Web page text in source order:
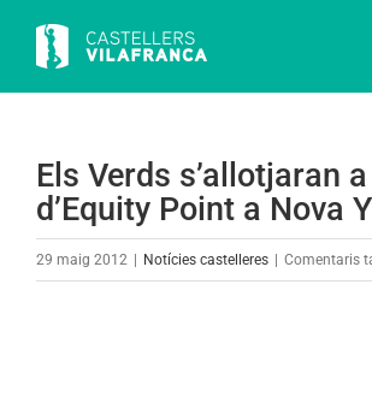
content
Els Verds s’allotjaran a
d’Equity Point a Nova
29 maig 2012 Notícies castelleres Comentaris